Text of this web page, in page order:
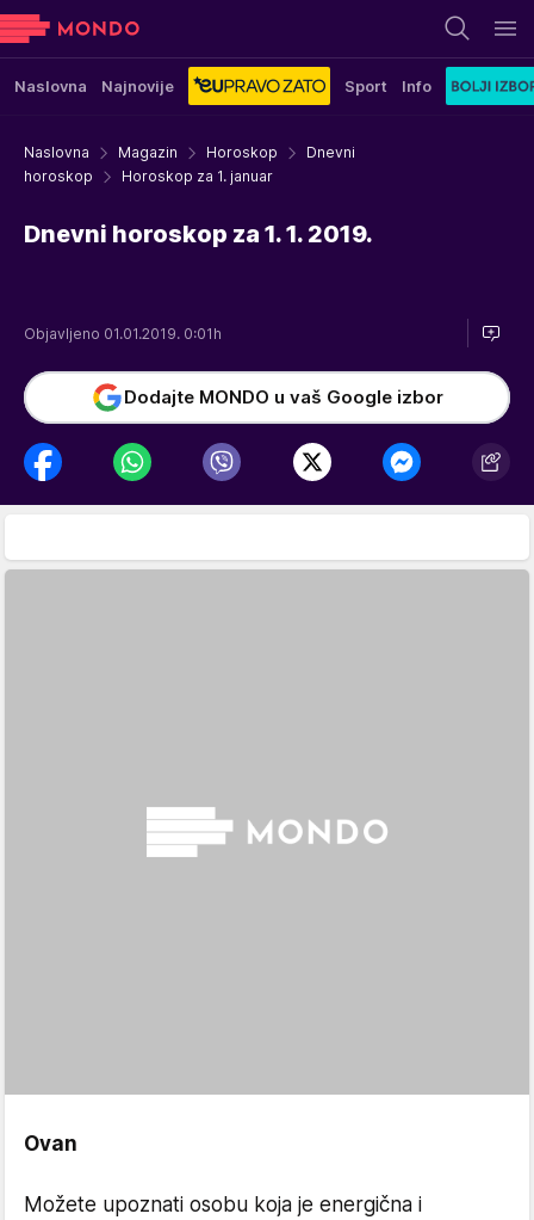
Naslovna Najnovije Sport Info
Naslovna Magazin Horoskop
Dnevni
horoskop
Horoskop za 1. januar
Dnevni horoskop za 1. 1. 2019.
Objavljeno 01.01.2019. 0:01h
Dodajte MONDO u vaš Google izbor
Ovan
Možete upoznati osobu koja je energična i